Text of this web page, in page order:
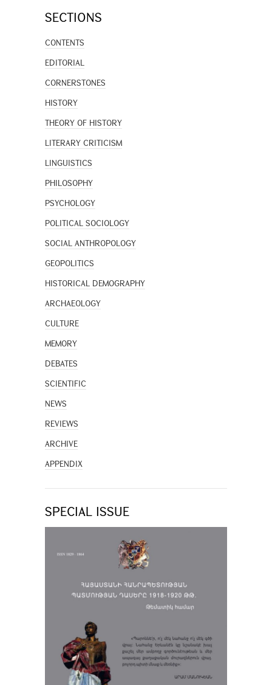
SECTIONS
CONTENTS
EDITORIAL
CORNERSTONES
HISTORY
THEORY OF HISTORY
LITERARY CRITICISM
LINGUISTICS
PHILOSOPHY
PSYCHOLOGY
POLITICAL SOCIOLOGY
SOCIAL ANTHROPOLOGY
GEOPOLITICS
HISTORICAL DEMOGRAPHY
ARCHAEOLOGY
CULTURE
MEMORY
DEBATES
SCIENTIFIC
NEWS
REVIEWS
ARCHIVE
APPENDIX
SPECIAL ISSUE